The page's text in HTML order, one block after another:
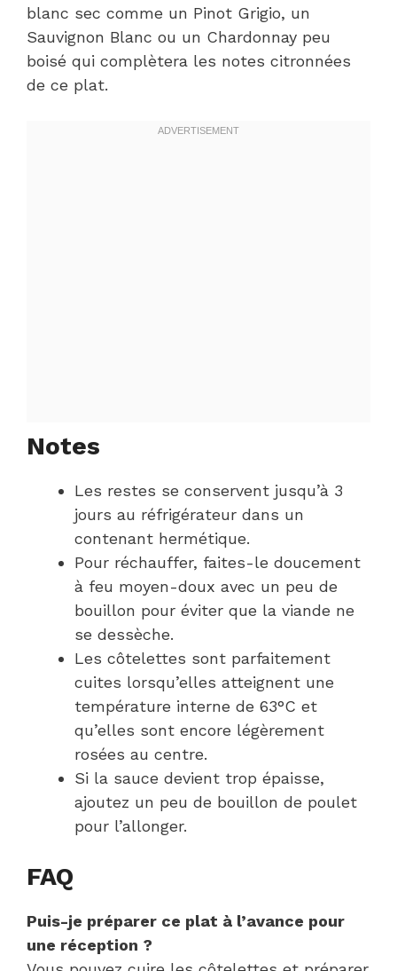
blanc sec comme un Pinot Grigio, un
Sauvignon Blanc ou un Chardonnay peu
boisé qui complètera les notes citronnées
de ce plat.
Notes
Les restes se conservent jusqu’à 3
jours au réfrigérateur dans un
contenant hermétique.
Pour réchauffer, faites-le doucement
à feu moyen-doux avec un peu de
bouillon pour éviter que la viande ne
se dessèche.
Les côtelettes sont parfaitement
cuites lorsqu’elles atteignent une
température interne de 63°C et
qu’elles sont encore légèrement
rosées au centre.
Si la sauce devient trop épaisse,
ajoutez un peu de bouillon de poulet
pour l’allonger.
FAQ
Puis-je préparer ce plat à l’avance pour
une réception ?